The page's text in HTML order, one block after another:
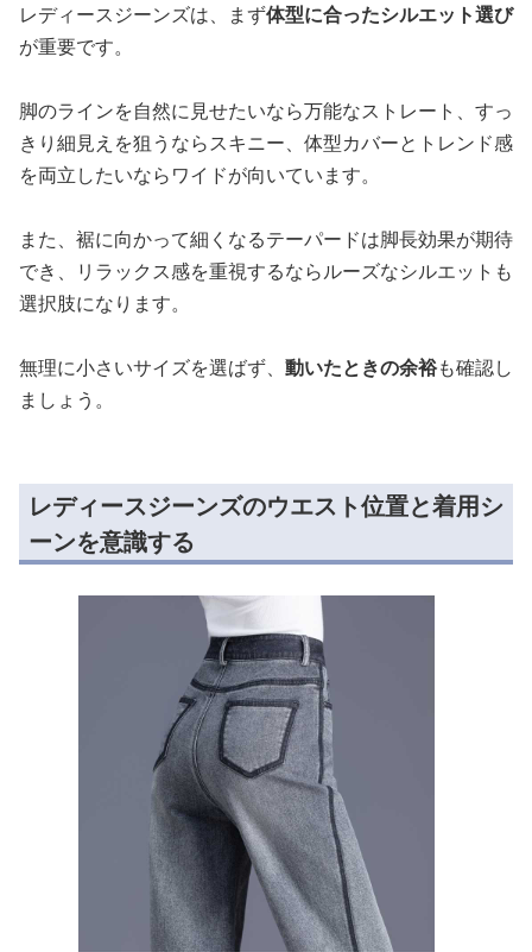
レディースジーンズは、まず体型に合ったシルエット選び
が重要です。
脚のラインを自然に見せたいなら万能なストレート、すっ
きり細見えを狙うならスキニー、体型カバーとトレンド感
を両立したいならワイドが向いています。
また、裾に向かって細くなるテーパードは脚長効果が期待
でき、リラックス感を重視するならルーズなシルエットも
選択肢になります。
無理に小さいサイズを選ばず、 動いたときの余裕も確認し
ましょう。
レディースジーンズのウエスト位置と着用シ
ーンを意識する